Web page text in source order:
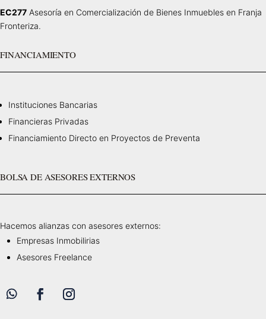
EC277 Asesoría en Comercialización de Bienes Inmuebles en Franja
Fronteriza.
FINANCIAMIENTO
Instituciones Bancarias
Financieras Privadas
Financiamiento Directo en Proyectos de Preventa
BOLSA DE ASESORES EXTERNOS
Hacemos alianzas con asesores externos:
Empresas Inmobilirias
Asesores Freelance